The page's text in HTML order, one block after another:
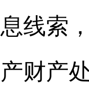
线索
财产